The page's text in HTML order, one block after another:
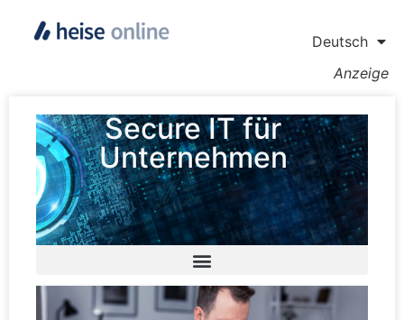
Deutsch
Anzeige
Secure IT für
Unternehmen